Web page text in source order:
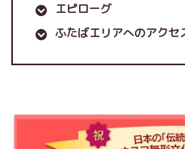
エピローグ
ふたばエリアへのアクセ